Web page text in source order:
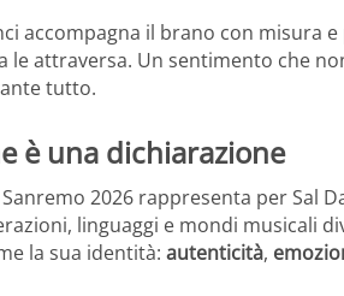
accompagna il brano con
le attraversa. Un sentimento che
tutto.
è una dichiarazione
2026 rappresenta per Sal
linguaggi e mondi musicali
la sua identità: autenticità,